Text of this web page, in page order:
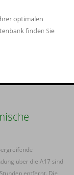
optimalen
finden Sie
über die A17 sind
entfernt. Die